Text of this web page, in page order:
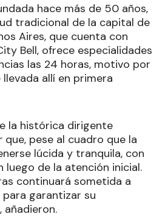
hace más de 50 años,
tradicional de la capital de
Aires, que cuenta con
Bell, ofrece especialidades
las 24 horas, motivo por
allí en primera
la histórica dirigente
que, pese al cuadro que la
lúcida y tranquila, con
luego de la atención inicial.
continuará sometida a
garantizar su
añadieron.